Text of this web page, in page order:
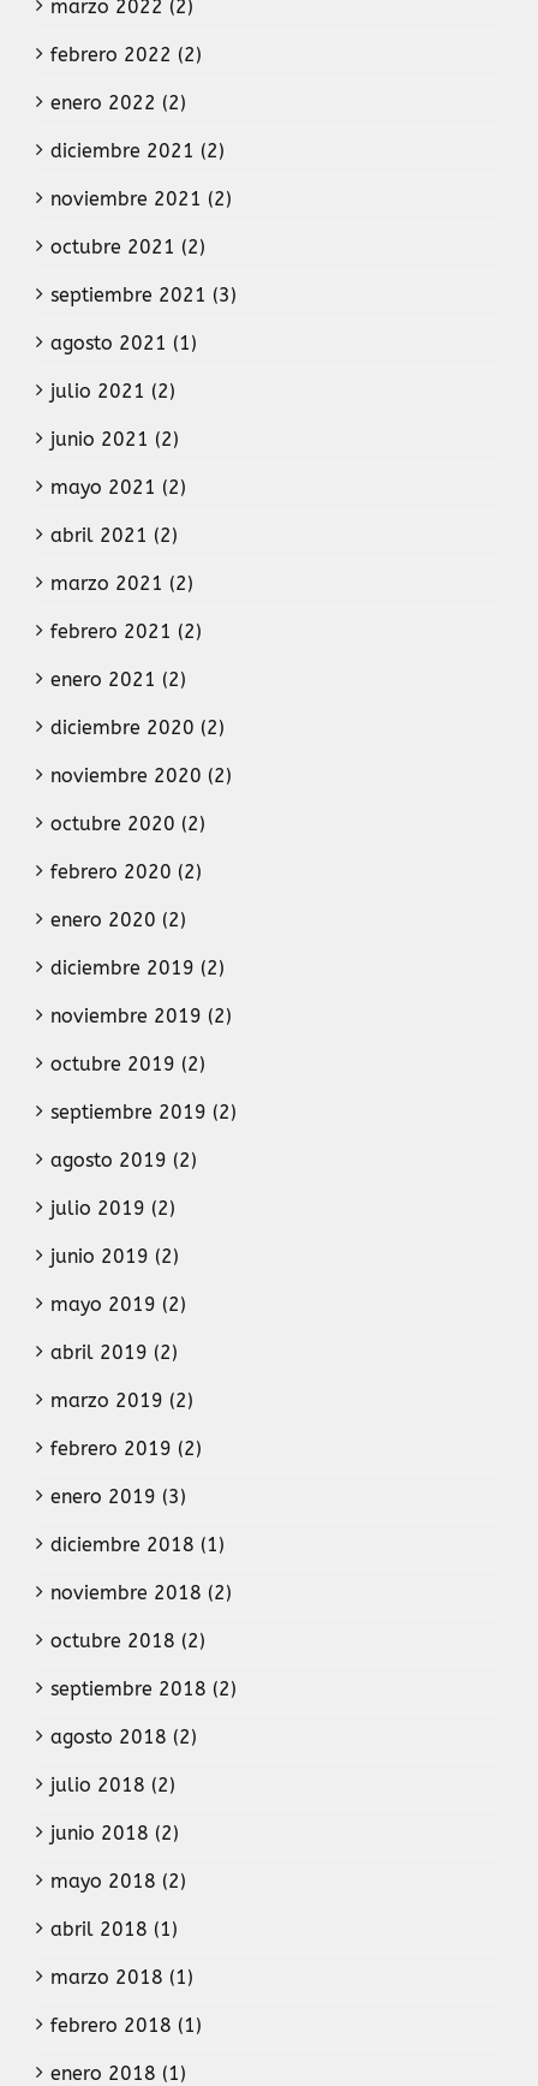
marzo 2022 (2)
febrero 2022 (2)
enero 2022 (2)
diciembre 2021 (2)
noviembre 2021 (2)
octubre 2021 (2)
septiembre 2021 (3)
agosto 2021 (1)
julio 2021 (2)
junio 2021 (2)
mayo 2021 (2)
abril 2021 (2)
marzo 2021 (2)
febrero 2021 (2)
enero 2021 (2)
diciembre 2020 (2)
noviembre 2020 (2)
octubre 2020 (2)
febrero 2020 (2)
enero 2020 (2)
diciembre 2019 (2)
noviembre 2019 (2)
octubre 2019 (2)
septiembre 2019 (2)
agosto 2019 (2)
julio 2019 (2)
junio 2019 (2)
mayo 2019 (2)
abril 2019 (2)
marzo 2019 (2)
febrero 2019 (2)
enero 2019 (3)
diciembre 2018 (1)
noviembre 2018 (2)
octubre 2018 (2)
septiembre 2018 (2)
agosto 2018 (2)
julio 2018 (2)
junio 2018 (2)
mayo 2018 (2)
abril 2018 (1)
marzo 2018 (1)
febrero 2018 (1)
enero 2018 (1)